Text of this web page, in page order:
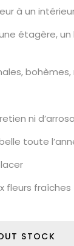
à un
étagère,
bohèmes,
ni
toute
fleurs fraîches
STOCK